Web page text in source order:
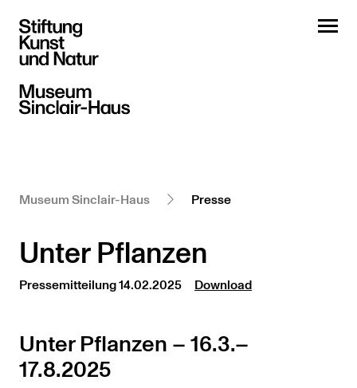
Museum Sinclair-Haus Presse
Unter Pflanzen
Pressemitteilung 14.02.2025 Download
Unter Pflanzen – 16.3.–
17.8.2025